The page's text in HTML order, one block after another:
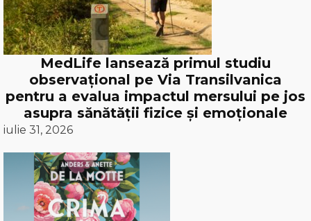
MedLife lansează primul studiu
observațional pe Via Transilvanica
pentru a evalua impactul mersului pe jos
asupra sănătății fizice și emoționale
iulie 31, 2026